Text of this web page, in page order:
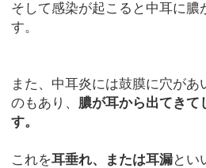
そして感染が起こると中耳に膿
す。
また、中耳炎には鼓膜に穴があ
のもあり、 膿が耳から出てきて
す。
これを耳垂れ、または耳漏とい